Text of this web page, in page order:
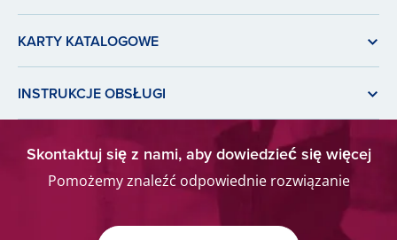
KARTY KATALOGOWE
INSTRUKCJE OBSŁUGI
Skontaktuj się z nami, aby dowiedzieć się więcej
Pomożemy znaleźć odpowiednie rozwiązanie